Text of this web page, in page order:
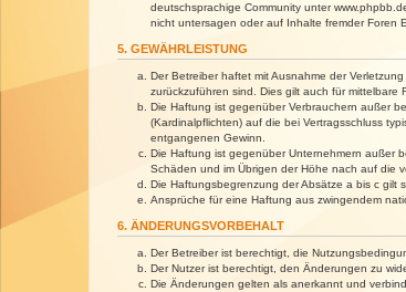
deutschsprachige Community unter
nicht untersagen oder auf Inhalte fremder Foren
5. GEWÄHRLEISTUNG
Der Betreiber haftet mit Ausnahme der
zurückzuführen sind. Dies gilt auch für mittelbare
Die Haftung ist gegenüber Verbrauchern außer
(Kardinalpflichten) auf die bei Vertragsschluss
entgangenen Gewinn.
Die Haftung ist gegenüber Unternehmern außer
Schäden und im Übrigen der Höhe nach auf die
Die Haftungsbegrenzung der Absätze a bis c gilt
Ansprüche für eine Haftung aus zwingendem
6. ÄNDERUNGSVORBEHALT
Der Betreiber ist berechtigt, die
Der Nutzer ist berechtigt, den Änderungen zu
Die Änderungen gelten als anerkannt und